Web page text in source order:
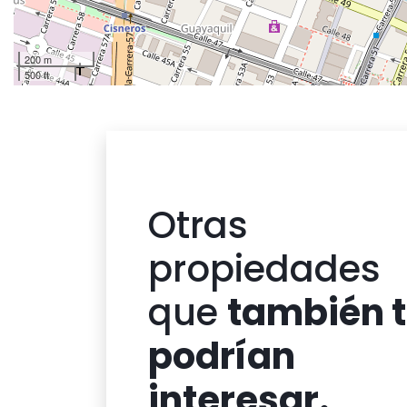
200 m
500 ft
Otras
propiedades
que también
podrían